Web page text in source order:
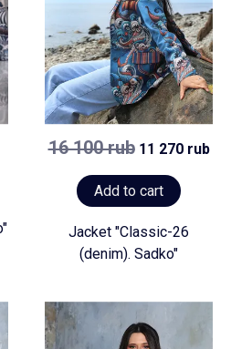
16 100 rub11 270 rub
Add to cart
Jacket "Classic-26
(denim). Sadko"